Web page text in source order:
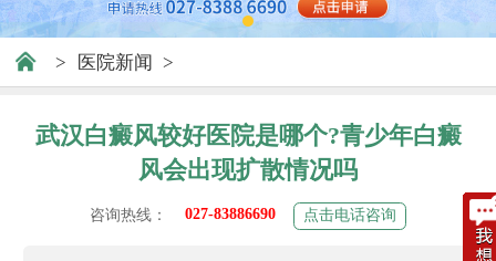
> 医院新闻 >
武汉白癜风较好医院是哪个?青少年白癜
风会出现扩散情况吗
咨询热线： 027-83886690 点击电话咨询